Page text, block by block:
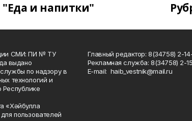
"Еда и напитки"
СМИ: ПИ № ТУ
выдано
по надзору в
технологий и
«Хәйбулла
пользователей
Главный редактор: 8(34758) 2-
Рекламная служба: 8(34758) 2-
Е-mаil: haib_vestnik@mail.ru